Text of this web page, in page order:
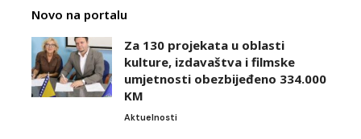
Novo na portalu
Za 130 projekata u oblasti
kulture, izdavaštva i filmske
umjetnosti obezbijeđeno 334.000
KM
Aktuelnosti